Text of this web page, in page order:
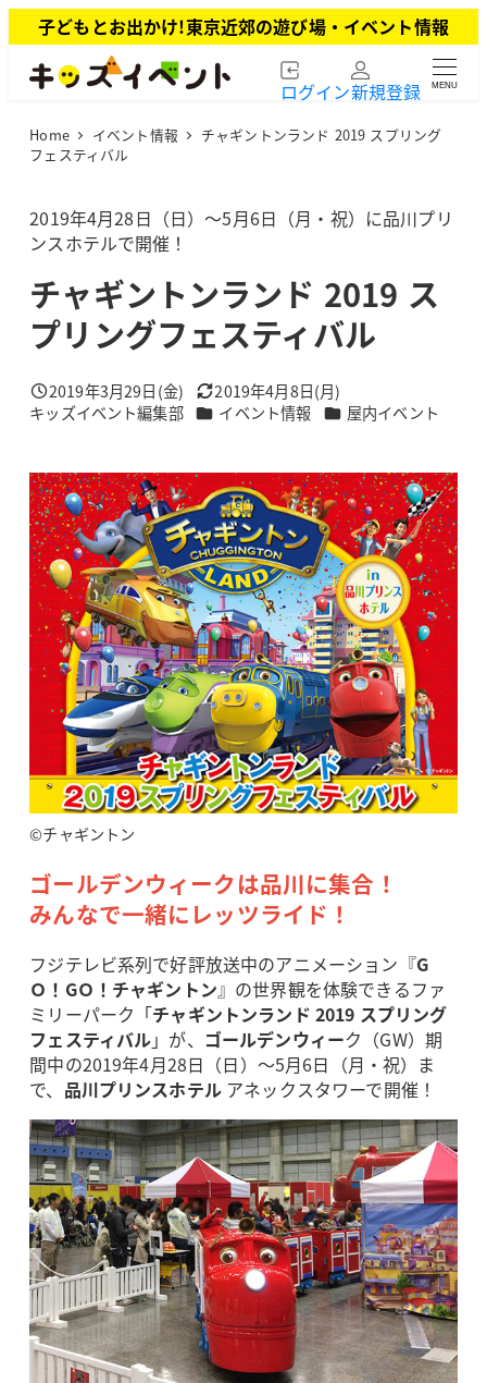
イ
子どもとお出かけ!東京近郊の遊び場・イベント情報
ログイン新規登録 MENU
Home イベント情報
チャギントンランド 2019 スプリング
フェスティバル
2019年4月28日（日）～5月6日（月・祝）に品川プリ
ンスホテルで開催！
チャギントンランド 2019 ス
プリングフェスティバル
投稿日
2019年3月29日(金) 更新日
2019年4月8日(月)
著
キッズイベント編集部 カテゴリー
イベント情報 カテゴリー
屋内イベント
©チャギントン
ゴールデンウィークは品川に集合！
みんなで一緒にレッツライド！
フジテレビ系列で好評放送中のアニメーション『G
Ｏ！GＯ！チャギントン』の世界観を体験できるファ
ミリーパーク「チャギントンランド 2019 スプリング
フェスティバル」が、 ゴールデンウィーク（GW）期
間中の2019年4月28日（日）～5月6日（月・祝）ま
で、 品川プリンスホテルアネックスタワーで開催！